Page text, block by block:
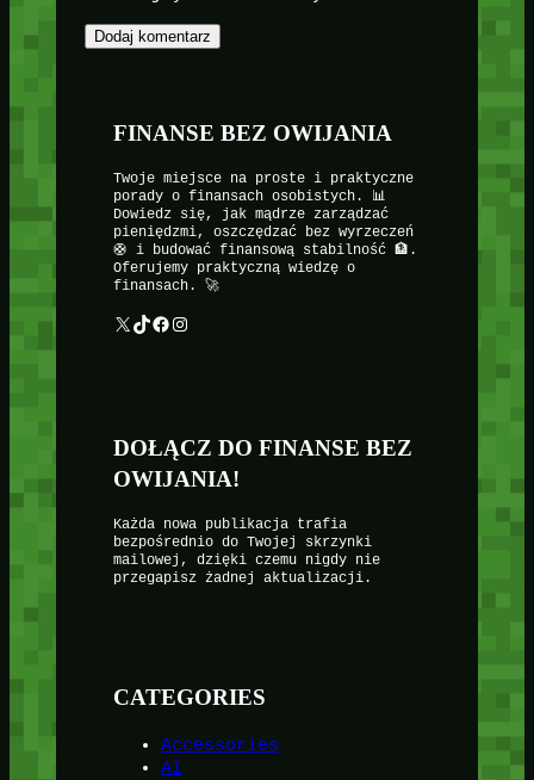
FINANSE BEZ OWIJANIA
Twoje miejsce na proste i praktyczne
porady o finansach osobistych. 📊
Dowiedz się, jak mądrze zarządzać
pieniędzmi, oszczędzać bez wyrzeczeń
🛟 i budować finansową stabilność 🏦.
Oferujemy praktyczną wiedzę o
finansach. 🚀
X TikTok Facebook Instagram
DOŁĄCZ DO FINANSE BEZ
OWIJANIA!
Każda nowa publikacja trafia
bezpośrednio do Twojej skrzynki
mailowej, dzięki czemu nigdy nie
przegapisz żadnej aktualizacji.
CATEGORIES
Accessories
AI